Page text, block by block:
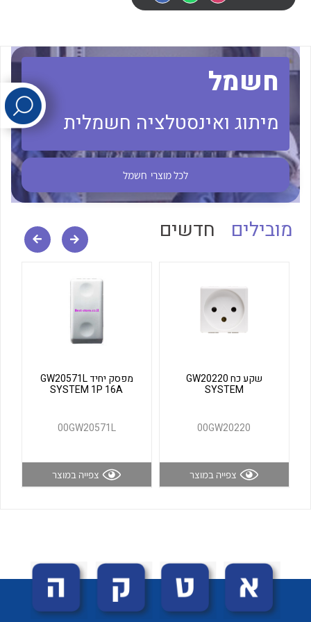
לכל מוצרי היצרן לכל מוצרי היצרן
לכל מוצרי היצרן לכל מוצרי היצרן
חשמל
מיתוג ואינסטלציה חשמלית
לכל מוצרי חשמל
מובילים חדשים
שקע כח GW20220
SYSTEM
00GW20220
צפייה במוצר
מפסק יחיד GW20571L
SYSTEM 1P 16A
00GW20571L
צפייה במוצר